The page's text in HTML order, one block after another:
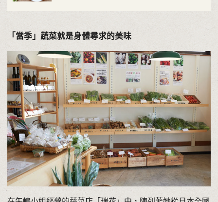
「當季」蔬菜就是身體尋求的美味